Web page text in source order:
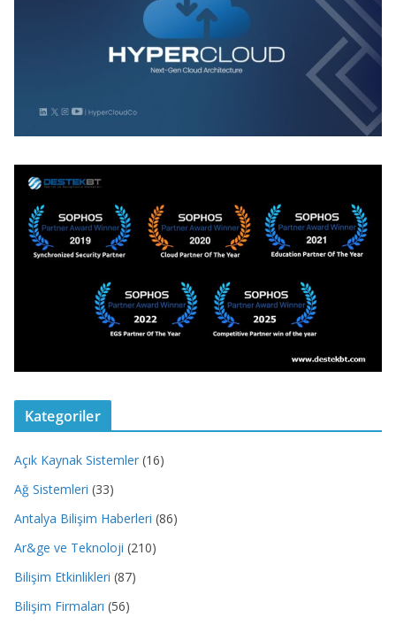
Kategoriler
Açık Kaynak Sistemler (16)
Ağ Sistemleri (33)
Antalya Bilişim Haberleri (86)
Ar&ge ve Teknoloji (210)
Bilişim Etkinlikleri (87)
Bilişim Firmaları (56)